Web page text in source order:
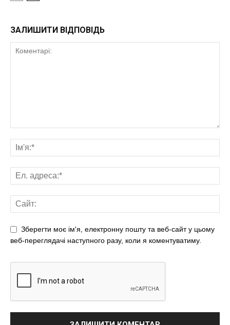
ЗАЛИШИТИ ВІДПОВІДЬ
Зберегти моє ім'я, електронну пошту та веб-сайт у цьому
веб-переглядачі наступного разу, коли я коментуватиму.